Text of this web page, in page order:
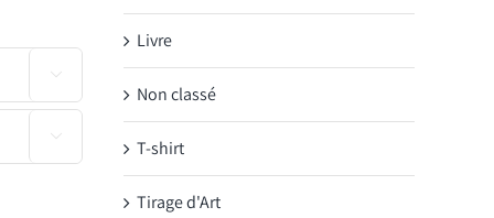


Livre
Non classé
T-shirt
Tirage d'Art